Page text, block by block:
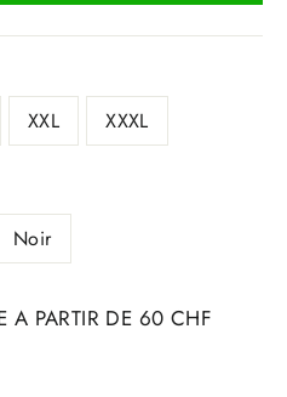
XXL XXXL
Noir
A PARTIR DE 60 CHF